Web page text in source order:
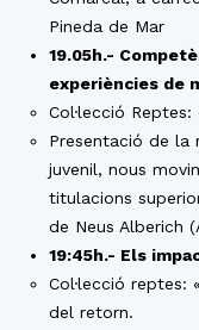
Pineda de Mar
19.05h.-
experiències de
Col·lecció
Presentació de la
juvenil, nous
titulacions
de Neus Alberich
19:45h.- Els
Col·lecció reptes:
del retorn.